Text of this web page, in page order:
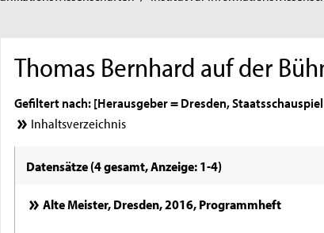
Thomas Bernhard auf der
Gefiltert nach: [Herausgeber = Dresden,
Inhaltsverzeichnis
Datensätze (4 gesamt, Anzeige: 1-4)
Alte Meister, Dresden, 2016, Programmheft